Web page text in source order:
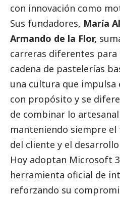
con innovación como
Sus fundadores, María
Armando de la Flor,
carreras diferentes para
cadena de pastelerías
una cultura que impulsa
con propósito y se
de combinar lo
manteniendo siempre
del cliente y el
Hoy adoptan Microsoft
herramienta oficial de
reforzando su